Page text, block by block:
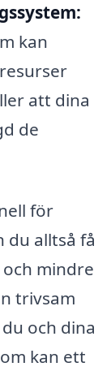
kan
att dina
de
för
alltså få
mindre
trivsam
och dina
kan ett